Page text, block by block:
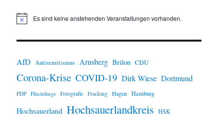
H
w
s
Es sind keine anstehenden Veranstaltungen vorhanden.
AfD Antisemitismus Arnsberg Brilon CDU
Corona-Krise COVID-19 Dirk Wiese Dortmund
FDP Flüchtlinge Fotografie Fracking Hagen Hamburg
Hochsauerland Hochsauerlandkreis HSK